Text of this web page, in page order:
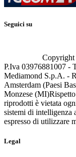
Seguici su
P.Iva 03976881007 -
Mediamond S.p.A. -
Amsterdam (Paesi
Monzese (MI)
riprodotti è vietata
sistemi di intelligenza
espresso di utilizzare
Legal